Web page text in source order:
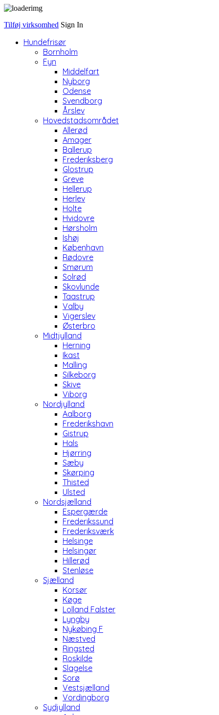
Tilføj virksomhed Sign In
Hundefrisør
Bornholm
Fyn
Middelfart
Nyborg
Odense
Svendborg
Årslev
Hovedstadsområdet
Allerød
Amager
Ballerup
Frederiksberg
Glostrup
Greve
Hellerup
Herlev
Holte
Hvidovre
Hørsholm
Ishøj
København
Rødovre
Smørum
Solrød
Skovlunde
Taastrup
Valby
Vigerslev
Østerbro
Midtjylland
Herning
Ikast
Malling
Silkeborg
Skive
Viborg
Nordjylland
Aalborg
Frederikshavn
Gistrup
Hals
Hjørring
Sæby
Skørping
Thisted
Ulsted
Nordsjælland
Espergærde
Frederikssund
Frederiksværk
Helsinge
Helsingør
Hillerød
Stenløse
Sjælland
Korsør
Køge
Lolland Falster
Lyngby
Nykøbing F
Næstved
Ringsted
Roskilde
Slagelse
Sorø
Vestsjælland
Vordingborg
Sydjylland